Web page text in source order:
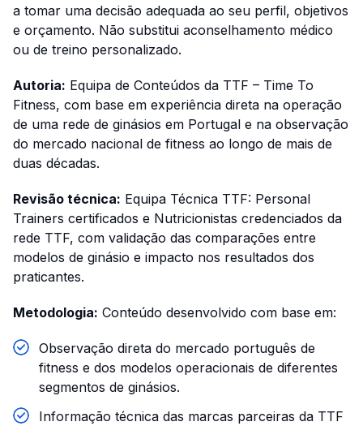
a tomar uma decisão adequada ao seu perfil, objetivos
e orçamento. Não substitui aconselhamento médico
ou de treino personalizado.
Autoria: Equipa de Conteúdos da TTF – Time To
Fitness, com base em experiência direta na operação
de uma rede de ginásios em Portugal e na observação
do mercado nacional de fitness ao longo de mais de
duas décadas.
Revisão técnica: Equipa Técnica TTF: Personal
Trainers certificados e Nutricionistas credenciados da
rede TTF, com validação das comparações entre
modelos de ginásio e impacto nos resultados dos
praticantes.
Metodologia: Conteúdo desenvolvido com base em:
Observação direta do mercado português de
fitness e dos modelos operacionais de diferentes
segmentos de ginásios.
Informação técnica das marcas parceiras da TTF